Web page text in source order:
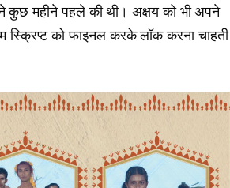
कुछ महीने पहले की थी। अक्षय को भी अपने
को फाइनल करके लॉक करना चाहती